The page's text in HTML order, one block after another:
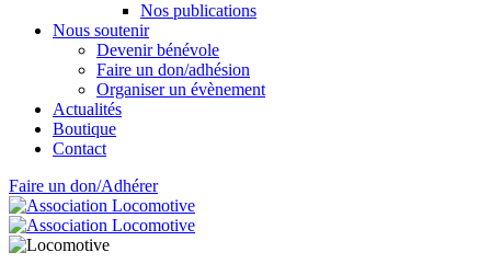
Nos publications
Nous soutenir
Devenir bénévole
Faire un don/adhésion
Organiser un évènement
Actualités
Boutique
Contact
Faire un don/Adhérer